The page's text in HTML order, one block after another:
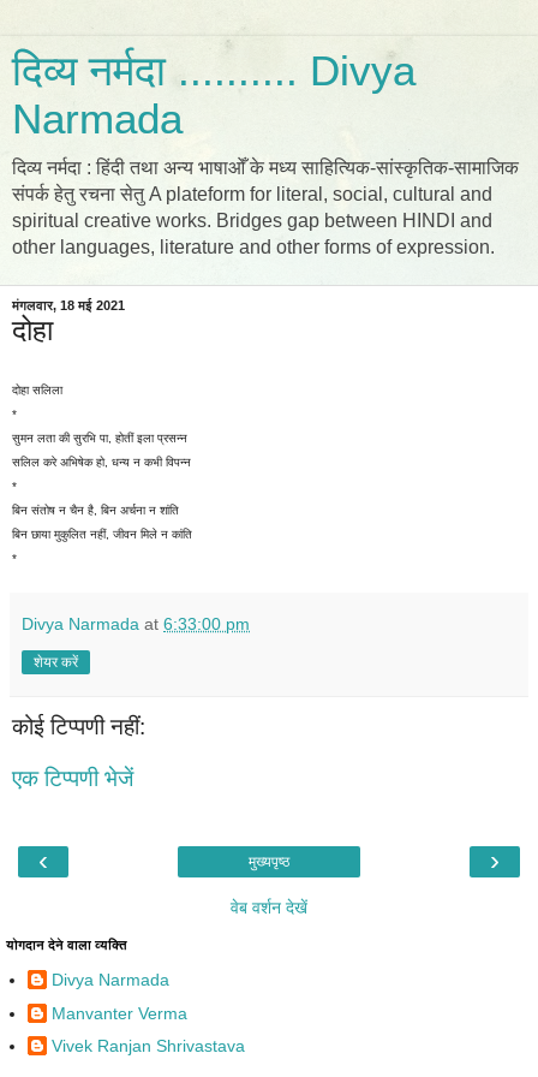
दिव्य नर्मदा .......... Divya
Narmada
दिव्य नर्मदा : हिंदी तथा अन्य भाषाओँ के मध्य साहित्यिक-सांस्कृतिक-सामाजिक
संपर्क हेतु रचना सेतु A plateform for literal, social, cultural and
spiritual creative works. Bridges gap between HINDI and
other languages, literature and other forms of expression.
मंगलवार, 18 मई 2021
दोहा
दोहा सलिला
*
सुमन लता की सुरभि पा, होतीं इला प्रसन्न
सलिल करे अभिषेक हो, धन्य न कभी विपन्न
*
बिन संतोष न चैन है, बिन अर्चना न शांति
बिन छाया मुकुलित नहीं, जीवन मिले न कांति
*
Divya Narmada at 6:33:00 pm
शेयर करें
कोई टिप्पणी नहीं:
एक टिप्पणी भेजें
‹ ›
मुख्यपृष्ठ
वेब वर्शन देखें
योगदान देने वाला व्यक्ति
Divya Narmada
Manvanter Verma
Vivek Ranjan Shrivastava